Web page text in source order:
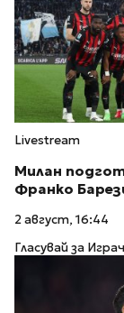
Livestream
Милан
Франко
2 август, 16:44
Гласувай за